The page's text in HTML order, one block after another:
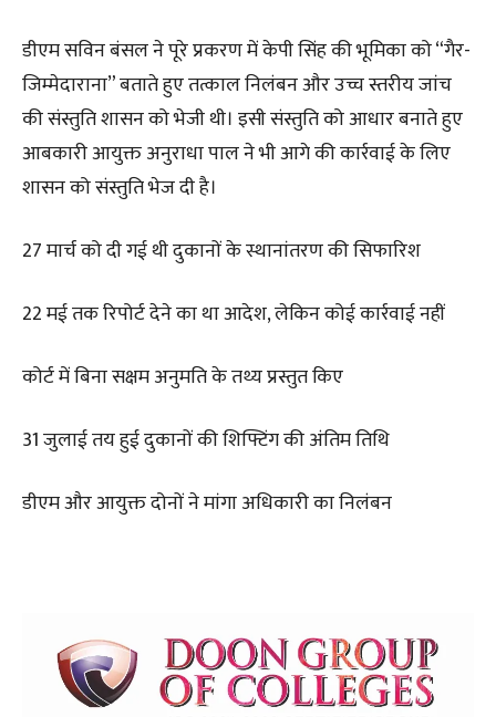
डीएम सविन बंसल ने पूरे प्रकरण में केपी सिंह की भूमिका को “गैर-
जिम्मेदाराना” बताते हुए तत्काल निलंबन और उच्च स्तरीय जांच
की संस्तुति शासन को भेजी थी। इसी संस्तुति को आधार बनाते हुए
आबकारी आयुक्त अनुराधा पाल ने भी आगे की कार्रवाई के लिए
शासन को संस्तुति भेज दी है।
27 मार्च को दी गई थी दुकानों के स्थानांतरण की सिफारिश
22 मई तक रिपोर्ट देने का था आदेश, लेकिन कोई कार्रवाई नहीं
कोर्ट में बिना सक्षम अनुमति के तथ्य प्रस्तुत किए
31 जुलाई तय हुई दुकानों की शिफ्टिंग की अंतिम तिथि
डीएम और आयुक्त दोनों ने मांगा अधिकारी का निलंबन